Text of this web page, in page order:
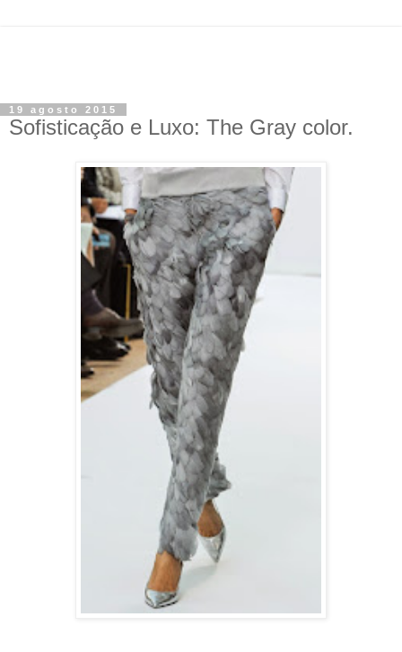
19 agosto 2015
Sofisticação e Luxo: The Gray color.